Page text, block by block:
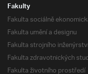
Fakulty
Fakulta sociálně
Fakulta umění a designu
Fakulta strojního
Fakulta zdravotnických
Fakulta životního prostředí